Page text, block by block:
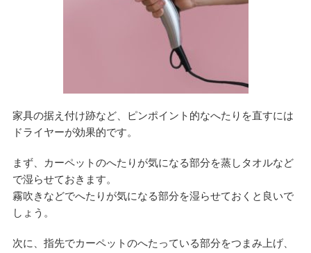
家具の据え付け跡など、ピンポイント的なへたりを直すには
ドライヤーが効果的です。
まず、カーペットのへたりが気になる部分を蒸しタオルなど
で湿らせておきます。
霧吹きなどでへたりが気になる部分を湿らせておくと良いで
しょう。
次に、指先でカーペットのへたっている部分をつまみ上げ、